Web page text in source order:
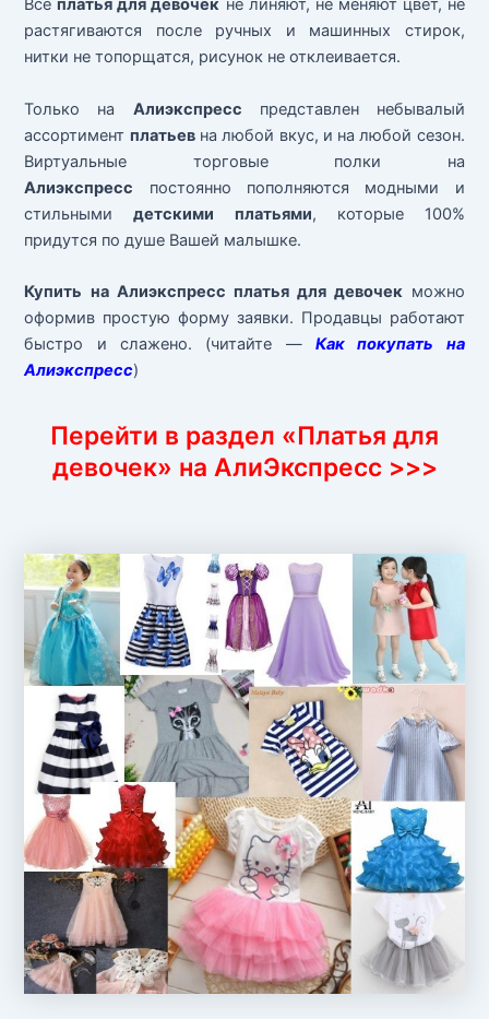
Всеплатья для девочек не линяют, не меняют цвет, не
растягиваются после ручных и машинных стирок,
нитки не топорщатся, рисунок не отклеивается.
Только на Алиэкспресс представлен небывалый
ассортимент платьевна любой вкус, и на любой сезон.
Виртуальные торговые полки на
Алиэкспресс постоянно пополняются модными и
стильнымидетскими платьями, которые 100%
придутся по душе Вашей малышке.
Купить на Алиэкспресс платья для девочек можно
оформив простую форму заявки. Продавцы работают
быстро и слажено. (читайте — Как покупать на
Алиэкспресс)
Перейти в раздел «Платья для
девочек» на АлиЭкспресс >>>